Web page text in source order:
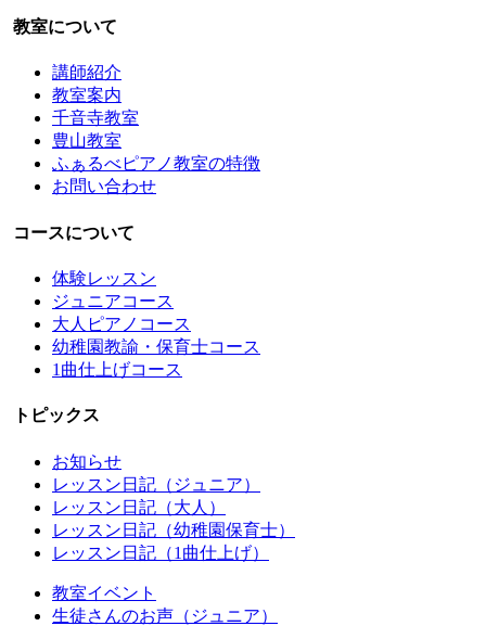
教室について
講師紹介
教室案内
千音寺教室
豊山教室
ふぁるべピアノ教室の特徴
お問い合わせ
コースについて
体験レッスン
ジュニアコース
大人ピアノコース
幼稚園教諭・保育士コース
1曲仕上げコース
トピックス
お知らせ
レッスン日記（ジュニア）
レッスン日記（大人）
レッスン日記（幼稚園保育士）
レッスン日記（1曲仕上げ）
教室イベント
生徒さんのお声（ジュニア）